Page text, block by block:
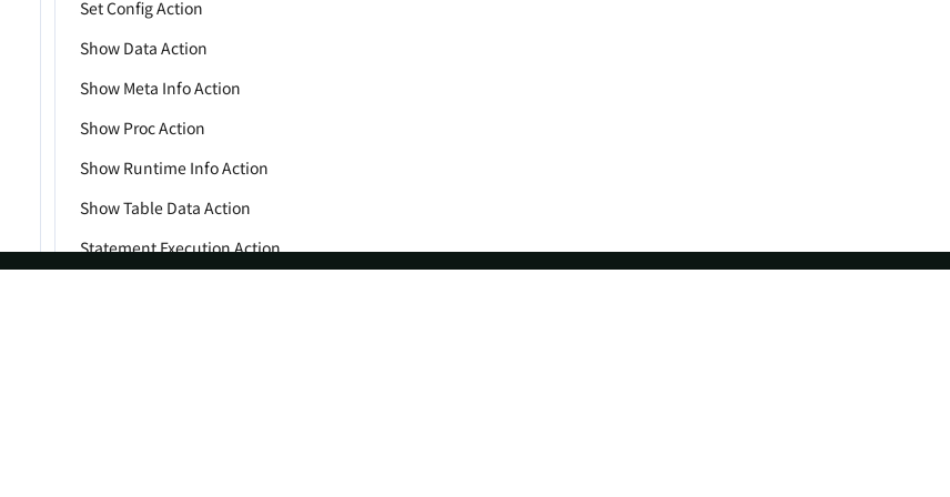
Set Config Action
Show Data Action
Show Meta Info Action
Show Proc Action
Show Runtime Info Action
Show Table Data Action
Statement Execution Action